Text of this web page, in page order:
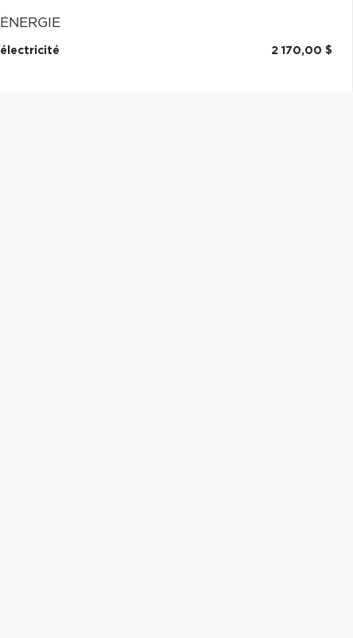
ÉNERGIE
électricité 2 170,00 $